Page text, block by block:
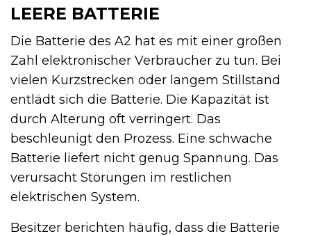
LEERE BATTERIE
Die Batterie des A2 hat es mit einer großen
Zahl elektronischer Verbraucher zu tun. Bei
vielen Kurzstrecken oder langem Stillstand
entlädt sich die Batterie. Die Kapazität ist
durch Alterung oft verringert. Das
beschleunigt den Prozess. Eine schwache
Batterie liefert nicht genug Spannung. Das
verursacht Störungen im restlichen
elektrischen System.
Besitzer berichten häufig, dass die Batterie